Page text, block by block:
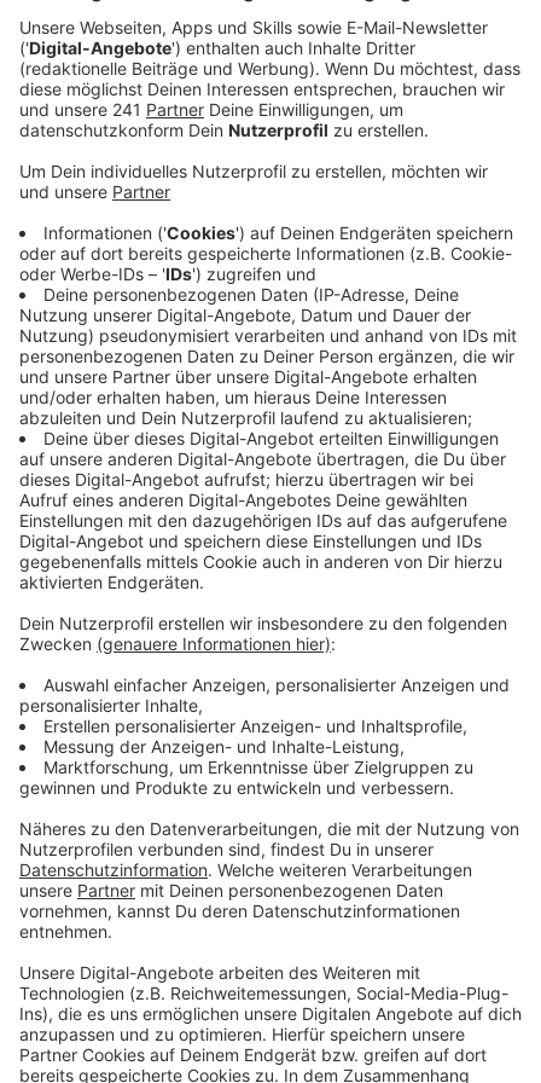
Anzeige
Rückgang der Straftaten
Anzeige
Im Vergleich zu den Vorjahren, in denen es um die 40
Straftaten gab, ist dies ein deutlicher Rückgang. Ein
unschöner Vorfall ereignete sich jedoch in Rheindorf,
wo Einsatzkräfte der Feuerwehr mit Raketen
beschossen wurden. Die Täter sind noch unbekannt.
Anzeige
Entwicklung in der Nachbarstadt Köln
Anzeige
Auch in Köln gingen die Straftaten an Silvester zurück.
Die Gründe dafür sind laut Polizei unklar.
Anzeige
Mehr Nachrichten aus Leverkusen
Anzeige
Stau in Leverkusen: 60 Stunden stehen im Jahr
Nach Fall in Küppersteg: Polizei warnt vor Fake-
Beamten
Wie ihr im Auto auf Glätte reagieren könnt